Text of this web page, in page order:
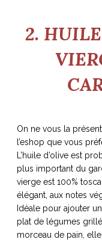
2.
On ne vous la
l’eshop que vous
L’huile d’olive est
plus important du
vierge est 100%
élégant, aux notes
Idéale pour ajouter
plat de légumes
morceau de pain,